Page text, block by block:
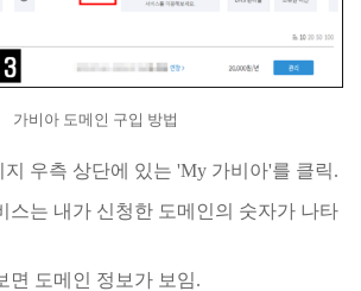
가비아 도메인 구입 방법
지 우측 상단에 있는 'My 가비아'를 클릭.
스는 내가 신청한 도메인의 숫자가 나타
면 도메인 정보가 보임.